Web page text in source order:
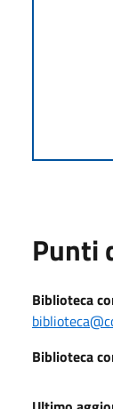
Punti
Biblioteca
Biblioteca